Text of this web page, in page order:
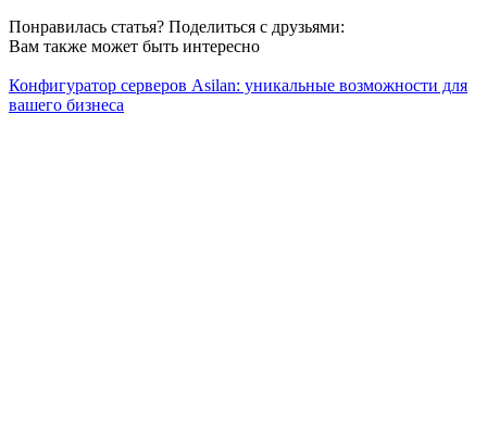
Понравилась статья? Поделиться с друзьями:
Вам также может быть интересно
Конфигуратор серверов Asilan: уникальные возможности для
вашего бизнеса